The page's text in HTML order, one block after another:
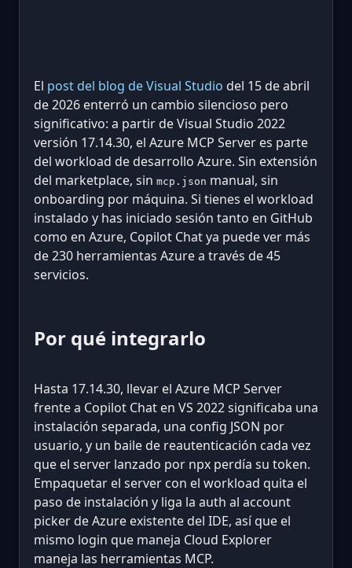
El post del blog de Visual Studio del 15 de abril
de 2026 enterró un cambio silencioso pero
significativo: a partir de Visual Studio 2022
versión 17.14.30, el Azure MCP Server es parte
del workload de desarrollo Azure. Sin extensión
del marketplace, sin mcp.json manual, sin
onboarding por máquina. Si tienes el workload
instalado y has iniciado sesión tanto en GitHub
como en Azure, Copilot Chat ya puede ver más
de 230 herramientas Azure a través de 45
servicios.
Por qué integrarlo
Hasta 17.14.30, llevar el Azure MCP Server
frente a Copilot Chat en VS 2022 significaba una
instalación separada, una config JSON por
usuario, y un baile de reautenticación cada vez
que el server lanzado por npx perdía su token.
Empaquetar el server con el workload quita el
paso de instalación y liga la auth al account
picker de Azure existente del IDE, así que el
mismo login que maneja Cloud Explorer
maneja las herramientas MCP.